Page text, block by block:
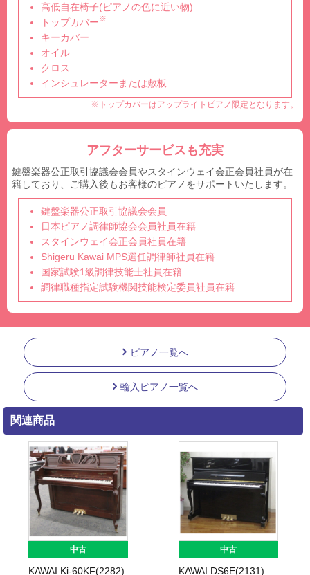
高低自在椅子(ピアノの色に近い物)
トップカバー※
キーカバー
オイル
クロス
インシュレーターまたは敷板
※トップカバーはアップライトピアノ限定となります。
アフターサービスも充実
鍵盤楽器公正取引協議会会員やスタインウェイ会正会員社員が在
籍しており、ご購入後もお客様のピアノをサポートいたします。
鍵盤楽器公正取引協議会会員
日本ピアノ調律師協会会員社員在籍
スタインウェイ会正会員社員在籍
Shigeru Kawai MPS選任調律師社員在籍
国家試験1級調律技能士社員在籍
調律職種指定試験機関技能検定委員社員在籍
ピアノ一覧へ
輸入ピアノ一覧へ
関連商品
中古
KAWAI Ki-60KF(2282)
中古
KAWAI DS6E(2131)